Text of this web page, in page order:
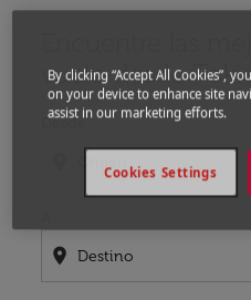
vuelo desde
Desde
location_on
By clicking “Accept All Cookies”,
on your device to enhance site
assist in our marketing efforts.
Cookies Settings